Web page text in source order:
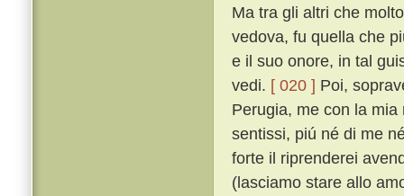
Ma tra gli altri che
vedova, fu quella che
e il suo onore, in tal
vedi. [ 020 ] Poi,
Perugia, me con la
sentissi, piú né di me
forte il riprenderei
(lasciamo stare allo